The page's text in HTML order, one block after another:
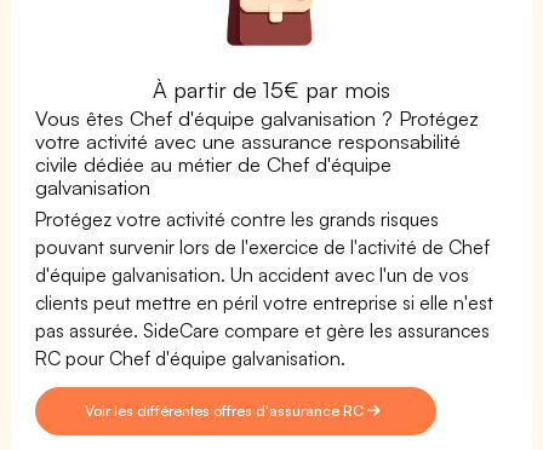
À partir de 15€ par mois
Vous êtes Chef d'équipe galvanisation ? Protégez
votre activité avec une assurance responsabilité
civile dédiée au métier de Chef d'équipe
galvanisation
Protégez votre activité contre les grands risques
pouvant survenir lors de l'exercice de l'activité de Chef
d'équipe galvanisation. Un accident avec l'un de vos
clients peut mettre en péril votre entreprise si elle n'est
pas assurée. SideCare compare et gère les assurances
RC pour Chef d'équipe galvanisation.
Voir les différentes offres d'assurance RC